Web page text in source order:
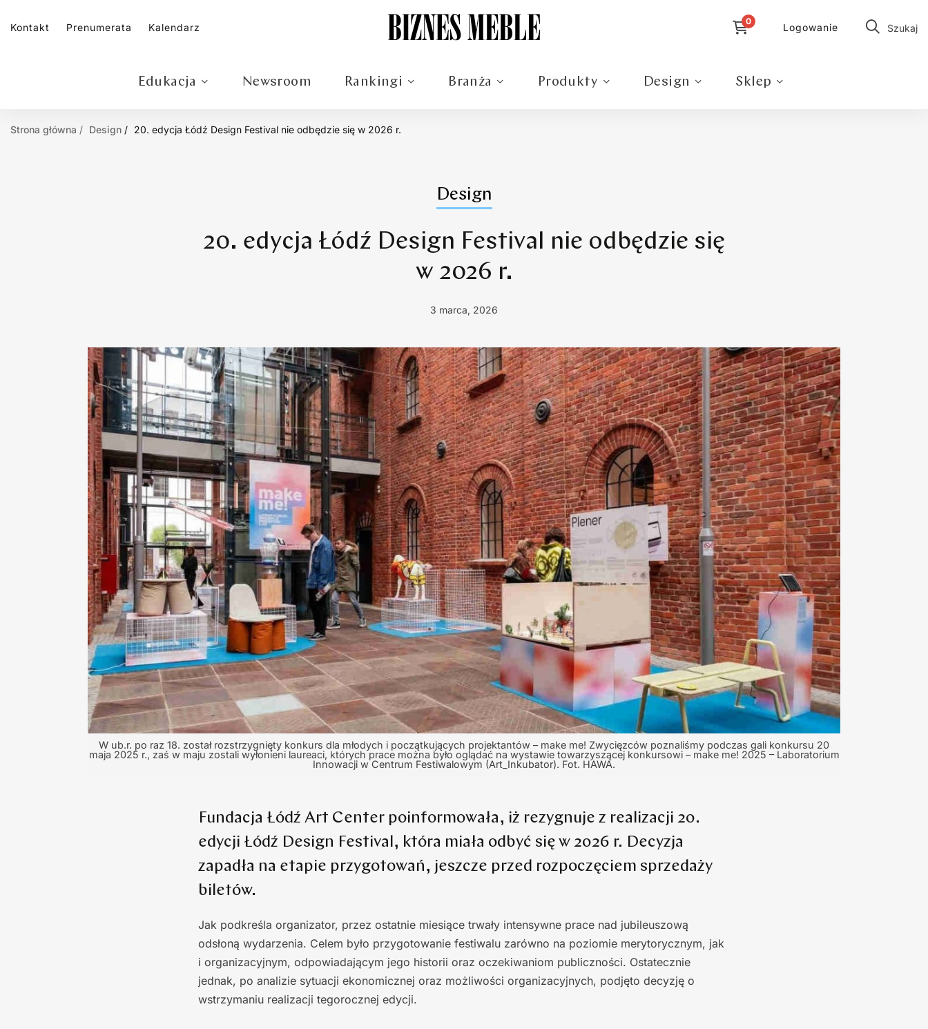
Kontakt Prenumerata Kalendarz Logowanie Szukaj
Edukacja Newsroom Rankingi Branża Produkty Design Sklep
Strona główna Design 20. edycja Łódź Design Festival nie odbędzie się w 2026 r.
Design
20. edycja Łódź Design Festival nie odbędzie się
w 2026 r.
3 marca, 2026
W ub.r. po raz 18. został rozstrzygnięty konkurs dla młodych i początkujących projektantów – make me! Zwycięzców poznaliśmy podczas gali konkursu 20
maja 2025 r., zaś w maju zostali wyłonieni laureaci, których prace można było oglądać na wystawie towarzyszącej konkursowi – make me! 2025 – Laboratorium
Innowacji w Centrum Festiwalowym (Art_Inkubator). Fot. HAWA.
Fundacja Łódź Art Center poinformowała, iż rezygnuje z realizacji 20.
edycji Łódź Design Festival, która miała odbyć się w 2026 r. Decyzja
zapadła na etapie przygotowań, jeszcze przed rozpoczęciem sprzedaży
biletów.
Jak podkreśla organizator, przez ostatnie miesiące trwały intensywne prace nad jubileuszową
odsłoną wydarzenia. Celem było przygotowanie festiwalu zarówno na poziomie merytorycznym, jak
i organizacyjnym, odpowiadającym jego historii oraz oczekiwaniom publiczności. Ostatecznie
jednak, po analizie sytuacji ekonomicznej oraz możliwości organizacyjnych, podjęto decyzję o
wstrzymaniu realizacji tegorocznej edycji.